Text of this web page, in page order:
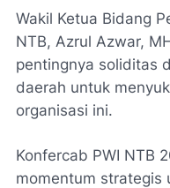
Wakil Ketua Bidang
NTB, Azrul Azwar,
pentingnya soliditas
daerah untuk
organisasi ini.
Konfercab PWI NTB
momentum strategis